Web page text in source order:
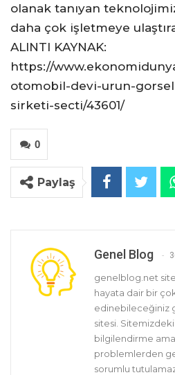
olanak tanıyan
daha çok işletmeye
ALINTI KAYNAK:
https://
otomobil-devi-urun-
sirketi-secti/43601/
0
Paylaş
Genel Blog
genelblog.net
hayata dair bir
edinebileceğiniz
sitesi.
bilgilendirme
problemlerden
sorumlu